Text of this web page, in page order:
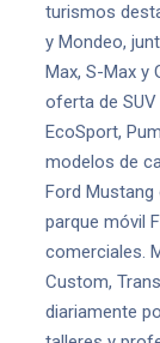
turismos
y Mondeo,
Max, S-Max y
oferta de
EcoSport,
modelos de
Ford Mustang
parque móvil
comerciales.
Custom,
diariamente